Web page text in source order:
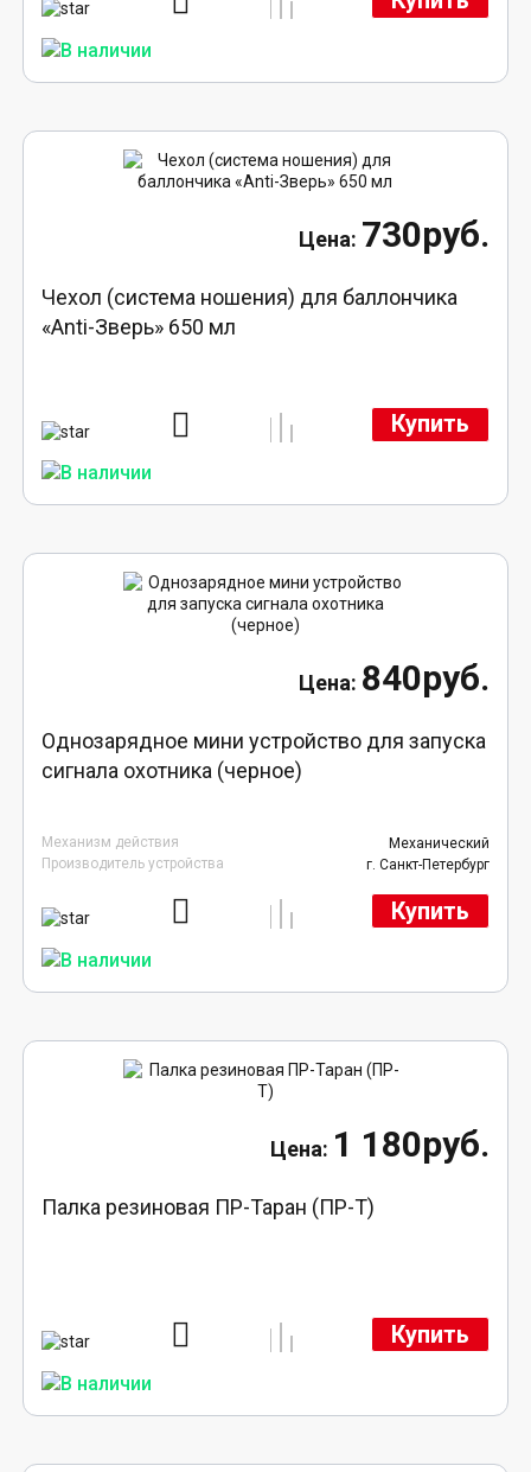
730руб.
Чехол (система ношения) для баллончика
«Anti-Зверь» 650 мл
Купить
840руб.
Однозарядное мини устройство для запуска
сигнала охотника (черное)
Механизм действия
Механический
Производитель устройства
г. Санкт-Петербург
Купить
1 180руб.
Палка резиновая ПР-Таран (ПР-Т)
Купить